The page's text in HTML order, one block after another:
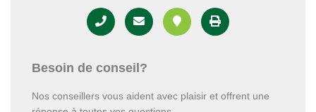
Besoin de conseil?
Nos conseillers vous aident avec plaisir et offrent une